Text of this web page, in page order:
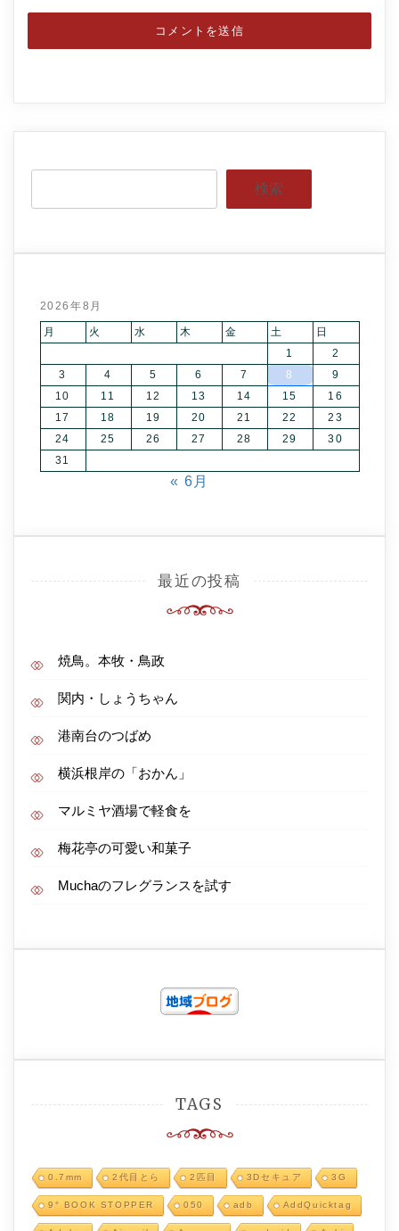
検索
2026年8月
月 火 水 木 金 土
日
1
2
3
4 5 6 7 8
9
10
11 12 13 14 15
16
17
18 19 20 21 22
23
24
25 26 27 28 29
30
31
« 6月
最近の投稿
焼鳥。本牧・鳥政
関内・しょうちゃん
港南台のつばめ
横浜根岸の「おかん」
マルミヤ酒場で軽食を
梅花亭の可愛い和菓子
Muchaのフレグランスを試す
TAGS
0.7mm 2代目とら 2匹目 3Dセキュア 3G
9° BOOK STOPPER 050 adb AddQuicktag